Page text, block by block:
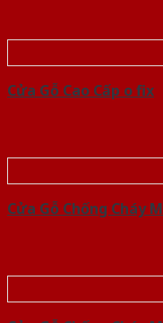
Cửa Gỗ Cao Cấp o fix
Cửa Gỗ Chống Cháy